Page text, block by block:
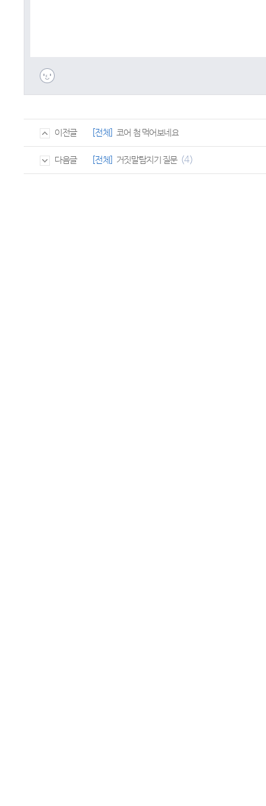
이전글 [전체] 코어 첨 먹어보네요
다음글 [전체] 거짓말탐지기 질문 (4)